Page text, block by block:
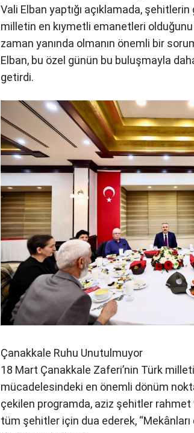
Vali Elban yaptığı açıklamada, şehitlerin
milletin en kıymetli emanetleri
zaman yanında olmanın önemli bir
Elban, bu özel günün bu buluşmayla
getirdi.
Çanakkale Ruhu Unutulmuyor
18 Mart Çanakkale Zaferi’nin Türk
mücadelesindeki en önemli dönüm
çekilen programda, aziz şehitler rahmet
tüm şehitler için dua ederek,